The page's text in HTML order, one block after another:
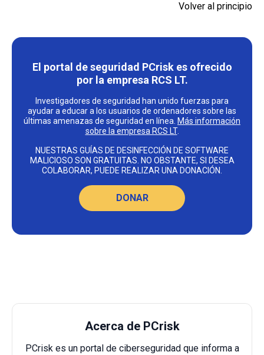
Volver al principio
El portal de seguridad PCrisk es ofrecido
por la empresa RCS LT.
Investigadores de seguridad han unido fuerzas para
ayudar a educar a los usuarios de ordenadores sobre las
últimas amenazas de seguridad en línea. Más información
sobre la empresa RCS LT.
NUESTRAS GUÍAS DE DESINFECCIÓN DE SOFTWARE
MALICIOSO SON GRATUITAS. NO OBSTANTE, SI DESEA
COLABORAR, PUEDE REALIZAR UNA DONACIÓN.
DONAR
Acerca de PCrisk
PCrisk es un portal de ciberseguridad que informa a